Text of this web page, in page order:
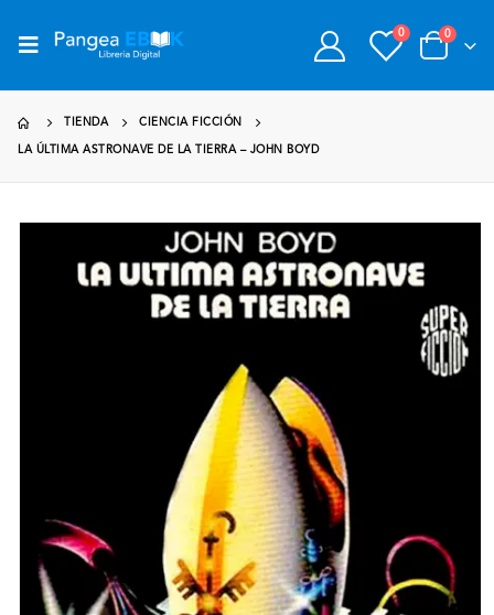
0 0
TIENDA CIENCIA FICCIÓN
LA ÚLTIMA ASTRONAVE DE LA TIERRA – JOHN BOYD